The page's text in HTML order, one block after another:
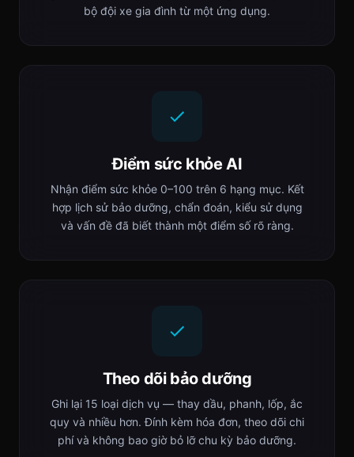
bộ đội xe gia đình từ một ứng dụng.
Điểm sức khỏe AI
Nhận điểm sức khỏe 0–100 trên 6 hạng mục. Kết
hợp lịch sử bảo dưỡng, chẩn đoán, kiểu sử dụng
và vấn đề đã biết thành một điểm số rõ ràng.
Theo dõi bảo dưỡng
Ghi lại 15 loại dịch vụ — thay dầu, phanh, lốp, ắc
quy và nhiều hơn. Đính kèm hóa đơn, theo dõi chi
phí và không bao giờ bỏ lỡ chu kỳ bảo dưỡng.